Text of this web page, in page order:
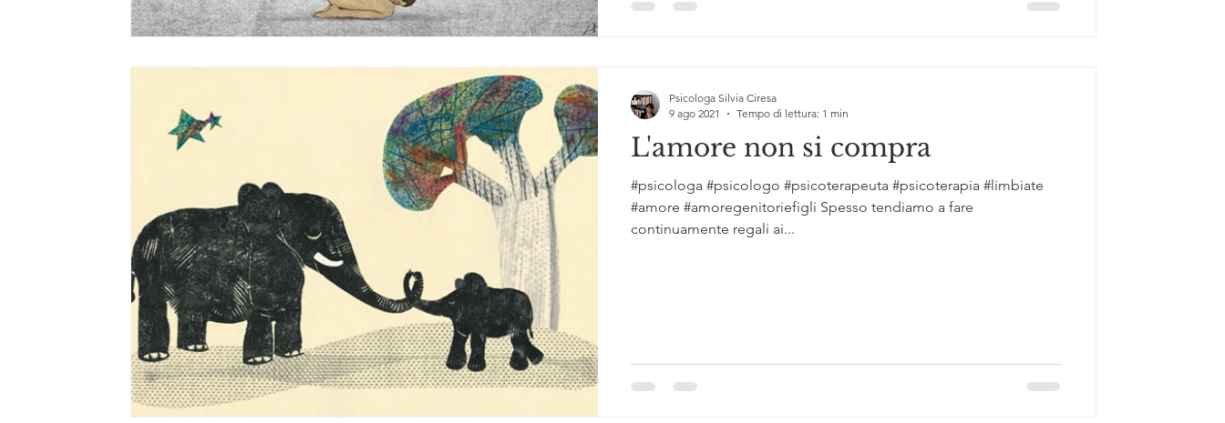
L'amore non si compra
#psicologa #psicologo #psicoterapeuta #psicoterapia #limbiate
#amore #amoregenitoriefigli Spesso tendiamo a fare
continuamente regali ai...
Psicologa Silvia Ciresa
9 ago 2021
Tempo di lettura: 1 min